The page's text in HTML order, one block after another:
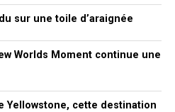
sur une toile d’araignée
Worlds Moment continue une
Yellowstone, cette destination